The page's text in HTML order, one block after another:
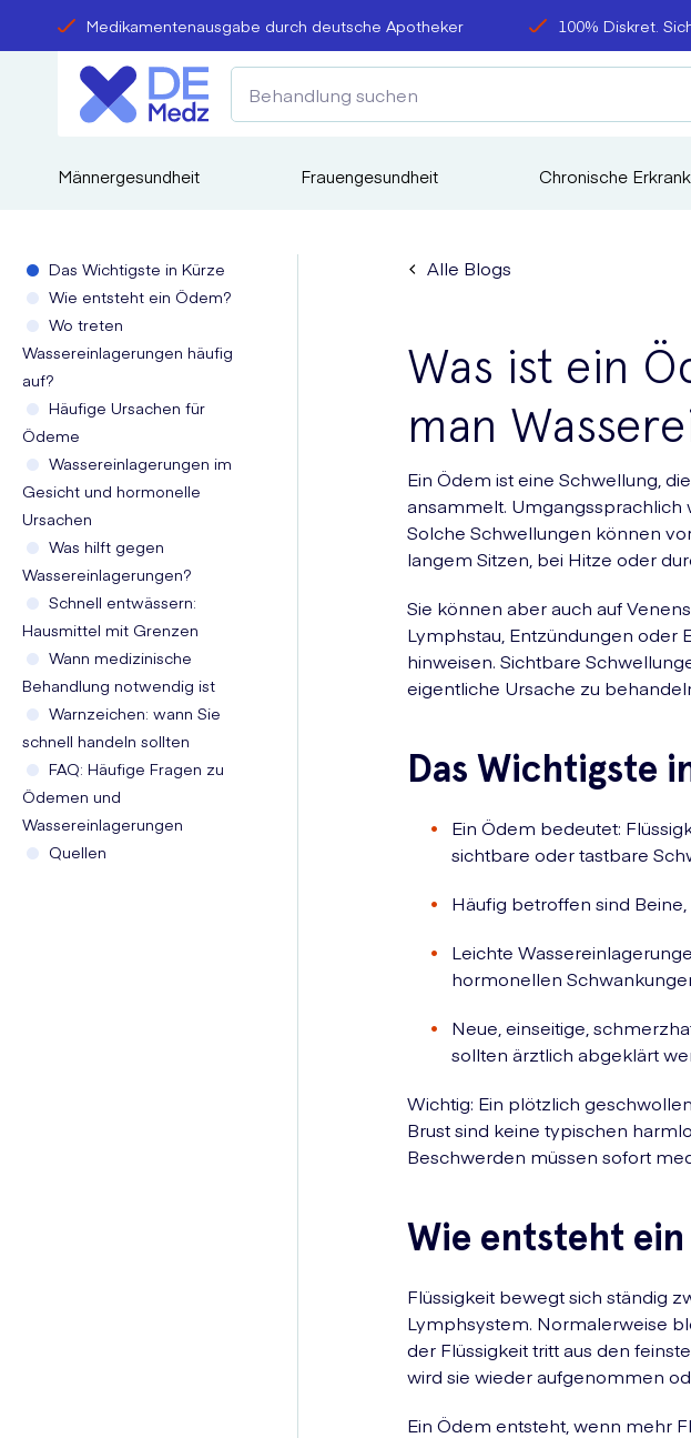
Medikamentenausgabe durch deutsche Apotheker 100% Diskret.
Männergesundheit Frauengesundheit Chronische
Das Wichtigste in Kürze
Wie entsteht ein Ödem?
Wo treten
Wassereinlagerungen häufig
auf?
Häufige Ursachen für
Ödeme
Wassereinlagerungen im
Gesicht und hormonelle
Ursachen
Was hilft gegen
Wassereinlagerungen?
Schnell entwässern:
Hausmittel mit Grenzen
Wann medizinische
Behandlung notwendig ist
Warnzeichen: wann Sie
schnell handeln sollten
FAQ: Häufige Fragen zu
Ödemen und
Wassereinlagerungen
Quellen
Alle Blogs
Was ist ein
man
Ein Ödem ist eine Schwellung,
ansammelt. Umgangssprachlich
Solche Schwellungen können
langem Sitzen, bei Hitze oder
Sie können aber auch auf
Lymphstau, Entzündungen oder
hinweisen. Sichtbare
eigentliche Ursache zu
Das Wichtigste
Ein Ödem bedeutet:
sichtbare oder tastbare
Häufig betroffen sind
Leichte
hormonellen
Neue, einseitige,
sollten ärztlich abgeklärt
Wichtig: Ein plötzlich
Brust sind keine typischen
Beschwerden müssen sofort
Wie entsteht ein
Flüssigkeit bewegt sich ständig
Lymphsystem. Normalerweise
der Flüssigkeit tritt aus den
wird sie wieder aufgenommen
Ein Ödem entsteht, wenn mehr